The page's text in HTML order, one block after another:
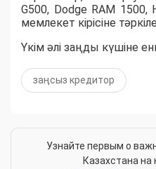
G500, Dodge RAM 1500,
мемлекет кірісіне
Үкім әлі заңды күшіне
заңсыз кредитор
Узнайте первым о
Казахстана